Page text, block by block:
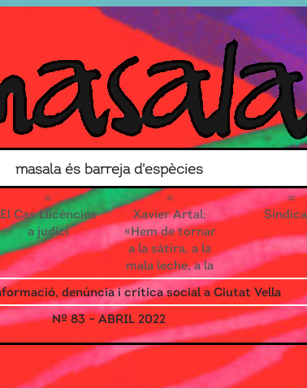
masala és barreja d'espècies
Search for
El Cas Llicències
a judici
Xavier Artal:
«Hem de tornar
a la sàtira, a la
mala leche, a la
reivindicació
que toca els
ous»
denúncia i crítica social a Ciutat Vella
Nº 83 – ABRIL 2022